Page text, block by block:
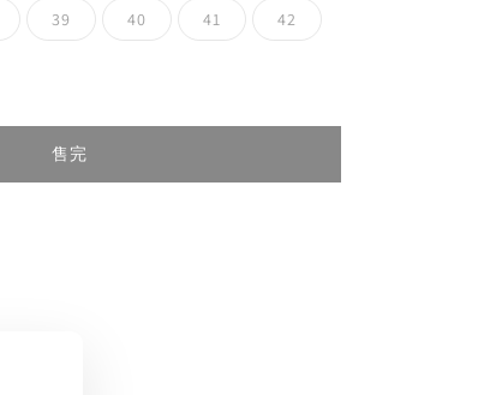
39 40 41 42
售完